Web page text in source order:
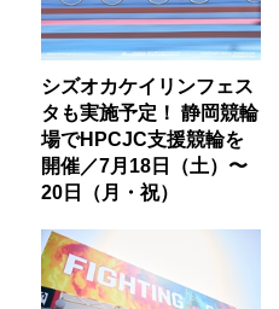
シズオカケイリンフェス
タも実施予定！ 静岡競輪
場でHPCJC支援競輪を
開催／7月18日（土）〜
20日（月・祝）